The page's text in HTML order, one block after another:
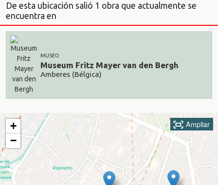
De esta ubicación salió 1 obra que actualmente se
encuentra en
MUSEO
Museum Fritz Mayer van den Bergh
Amberes (Bélgica)
Ampliar
+
−